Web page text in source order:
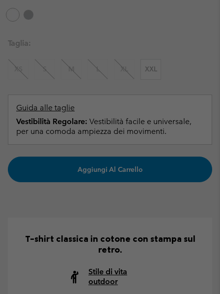
Taglia:
XS S M L XL XXL
Guida alle taglie
Vestibilità Regolare: Vestibilità facile e universale,
per una comoda ampiezza dei movimenti.
Aggiungi Al Carrello
T-shirt classica in cotone con stampa sul
retro.
Stile di vita
outdoor